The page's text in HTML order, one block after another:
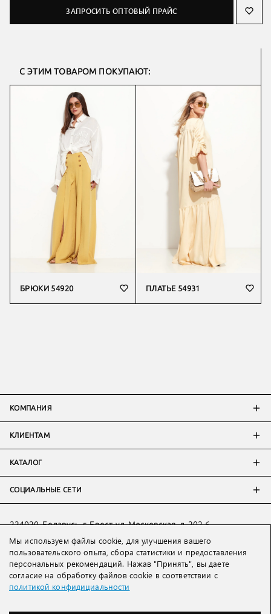
ЗАПРОСИТЬ ОПТОВЫЙ ПРАЙС
С ЭТИМ ТОВАРОМ ПОКУПАЮТ:
БРЮКИ 54920 ПЛАТЬЕ 54931
КОМПАНИЯ
КЛИЕНТАМ
КАТАЛОГ
СОЦИАЛЬНЫЕ СЕТИ
214018 Россия, г. Смоленск, пр-т. Гагарина, д. 19
224020, Беларусь, г. Брест, ул. Московская, д. 202-6
Тел:+7 993 398 36 60(WhatsApp
Тел:+375 29 205 80 10( WhatsApp,Viber)
Email:ved@lakbi.com
Мы используем файлы cookie, для улучшения вашего
пользовательского опыта, сбора статистики и предоставления
персональных рекомендаций. Нажав "Принять", вы даете
согласие на обработку файлов cookie в соответствии с
политикой конфидициальности